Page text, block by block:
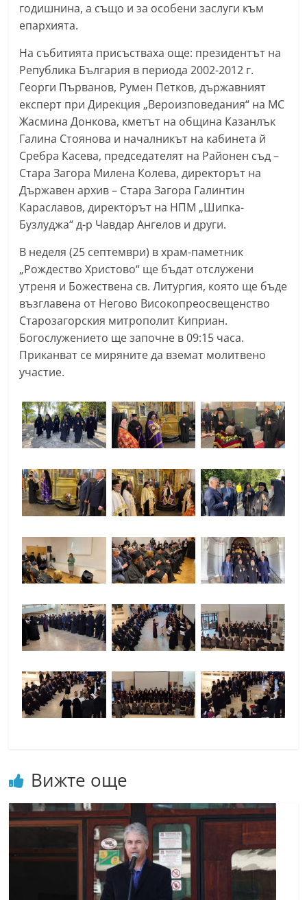
y
k
a
z
a
n
l
a
k
.
c
m
годишнина, а също и за особени заслуги към
епархията.
На събитията присъстваха още: президентът на
Република България в периода 2002-2012 г.
Георги Първанов, Румен Петков, държавният
експерт при Дирекция „Вероизповедания“ на МС
Жасмина Донкова, кметът на община Казанлък
Галина Стоянова и началникът на кабинета й
Сребра Касева, председателят на Районен съд –
Стара Загора Милена Колева, директорът на
Държавен архив – Стара Загора Галинтин
Караславов, директорът на НПМ „Шипка-
Бузлуджа“ д-р Чавдар Ангелов и други.
В неделя (25 септември) в храм-паметник
„Рождество Христово“ ще бъдат отслужени
утреня и Божествена св. Литургия, която ще бъде
възглавена от Негово Високопреосвещенство
Старозагорския митрополит Киприан.
Богослужението ще започне в 09:15 часа.
Приканват се миряните да вземат молитвено
участие.
Вижте още